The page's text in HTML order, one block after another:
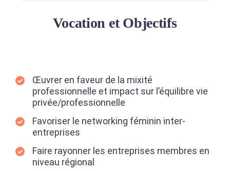
Vocation et Objectifs
Œuvrer en faveur de la mixité
professionnelle et impact sur l’équilibre vie
privée/professionnelle
Favoriser le networking féminin inter-
entreprises
Faire rayonner les entreprises membres en
niveau régional